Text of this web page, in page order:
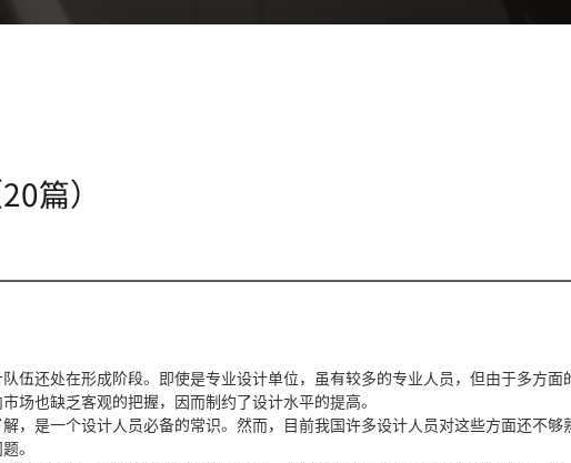
篇）
还处在形成阶段。即使是专业设计单位，虽有较多的专业人员，但由于多方面
场也缺乏客观的把握，因而制约了设计水平的提高。
是一个设计人员必备的常识。然而，目前我国许多设计人员对这些方面还不够
。